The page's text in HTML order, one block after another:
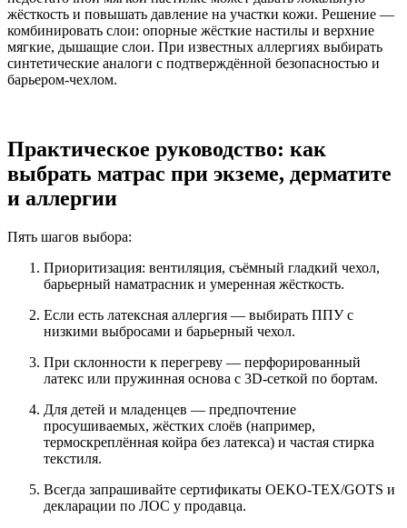
жёсткость и повышать давление на участки кожи. Решение —
комбинировать слои: опорные жёсткие настилы и верхние
мягкие, дышащие слои. При известных аллергиях выбирать
синтетические аналоги с подтверждённой безопасностью и
барьером-чехлом.
Практическое руководство: как
выбрать матрас при экземе, дерматите
и аллергии
Пять шагов выбора:
Приоритизация: вентиляция, съёмный гладкий чехол,
барьерный наматрасник и умеренная жёсткость.
Если есть латексная аллергия — выбирать ППУ с
низкими выбросами и барьерный чехол.
При склонности к перегреву — перфорированный
латекс или пружинная основа с 3D-сеткой по бортам.
Для детей и младенцев — предпочтение
просушиваемых, жёстких слоёв (например,
термоскреплённая койра без латекса) и частая стирка
текстиля.
Всегда запрашивайте сертификаты OEKO-TEX/GOTS и
декларации по ЛОС у продавца.